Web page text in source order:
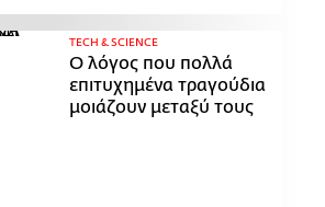
ΤECH & SCIENCE
Ο λόγος που πολλά
επιτυχημένα τραγούδια
μοιάζουν μεταξύ τους